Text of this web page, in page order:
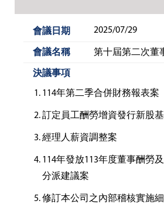
2025/07/29
第十屆第二次董
114年第二季合併財務報表案
訂定員工酬勞增資發行新股
經理人薪資調整案
114年發放113年度董事酬勞
分派建議案
修訂本公司之內部稽核實施